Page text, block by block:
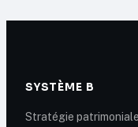
SYSTÈME B
Stratégie